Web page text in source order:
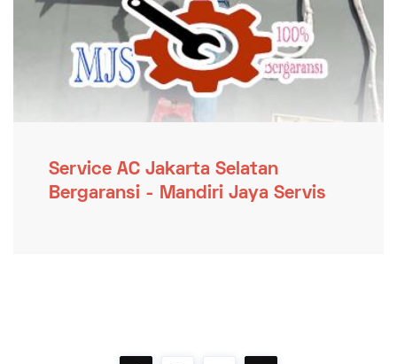
Service AC Jakarta Selatan
Bergaransi - Mandiri Jaya Servis